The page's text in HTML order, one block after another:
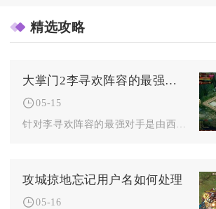
精选攻略
大掌门2李寻欢阵容的最强对手是谁
05-15
攻城掠地忘记用户名如何处理
05-16